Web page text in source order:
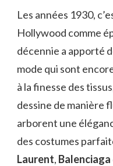
Les années 1930,
Hollywood comme
décennie a apporté
mode qui sont
à la finesse des
dessine de manière
arborent une
des costumes
Laurent, Balenciaga